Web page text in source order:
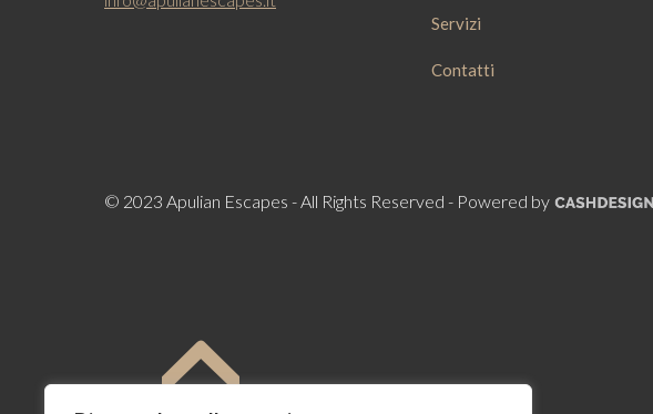
Servizi
Contatti
© 2023 Apulian Escapes - All Rights Reserved - Powered by